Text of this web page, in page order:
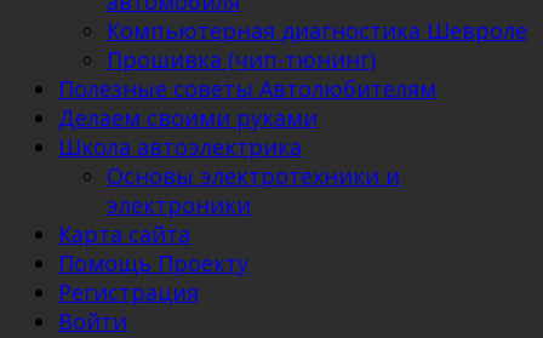
Компьютерная диагностика Шевроле
Прошивка (чип-тюнинг)
Полезные советы Автолюбителям
Делаем своими руками
Школа автоэлектрика
Основы электротехники и
электроники
Карта сайта
Помощь Проекту
Регистрация
Войти